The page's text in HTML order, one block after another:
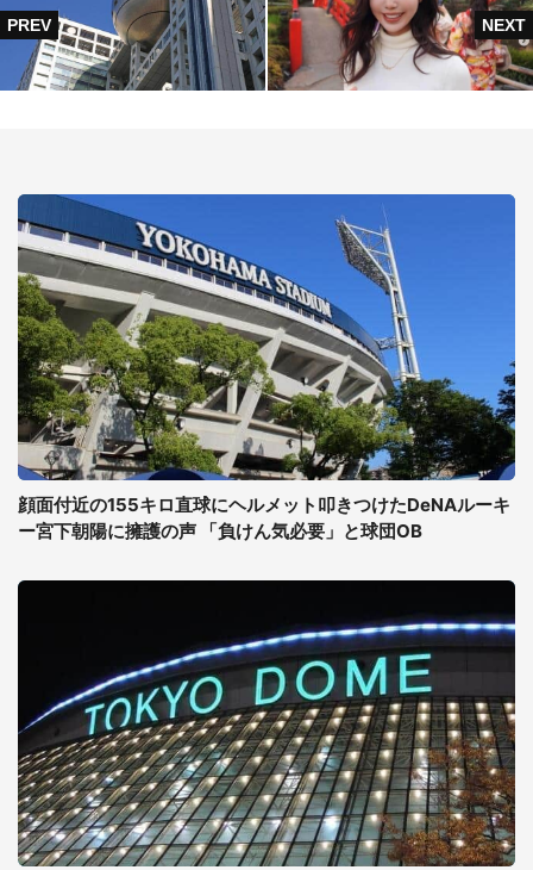
顔面付近の155キロ直球にヘルメット叩きつけたDeNAルーキ
ー宮下朝陽に擁護の声 「負けん気必要」と球団OB